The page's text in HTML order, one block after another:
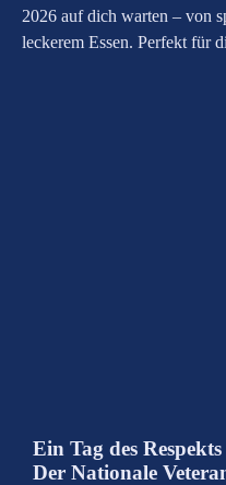
2026 auf dich warten – von
leckerem Essen. Perfekt für
Ein Tag des
Der Nationale